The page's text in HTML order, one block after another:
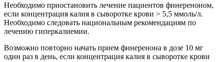
Необходимо приостановить лечение пациентов финереноном,
если концентрация калия в сыворотке крови > 5,5 ммоль/л.
Необходимо следовать национальным рекомендациям по
лечению гиперкалиемии.
Возможно повторно начать прием финеренона в дозе 10 мг
один раз в день, если концентрация калия в сыворотке крови